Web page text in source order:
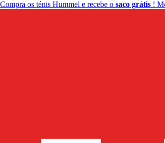
Compra os ténis Hummel e recebe o saco grátis !